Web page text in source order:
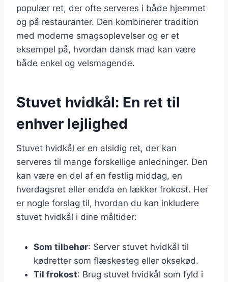
populær ret, der ofte serveres i både hjemmet
og på restauranter. Den kombinerer tradition
med moderne smagsoplevelser og er et
eksempel på, hvordan dansk mad kan være
både enkel og velsmagende.
Stuvet hvidkål: En ret til
enhver lejlighed
Stuvet hvidkål er en alsidig ret, der kan
serveres til mange forskellige anledninger. Den
kan være en del af en festlig middag, en
hverdagsret eller endda en lækker frokost. Her
er nogle forslag til, hvordan du kan inkludere
stuvet hvidkål i dine måltider:
Som tilbehør: Server stuvet hvidkål til
kødretter som flæskesteg eller oksekød.
Til frokost: Brug stuvet hvidkål som fyld i